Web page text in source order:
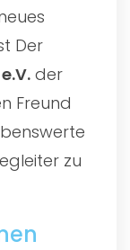
Der
der
Freund
zu